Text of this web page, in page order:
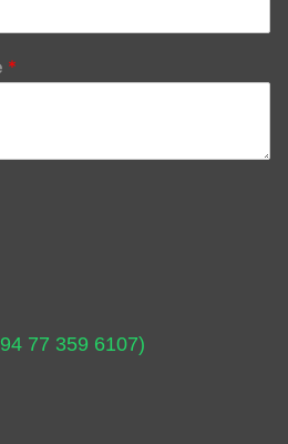
*
77 359 6107)